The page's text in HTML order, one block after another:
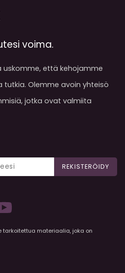
voima.
uskomme, että kehojamme
tutkia. Olemme avoin yhteisö
jotka ovat valmiita
REKISTERÖIDY
materiaalia, joka on